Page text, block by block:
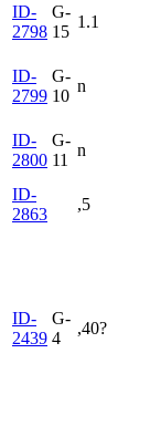
ID-
2798
G-
15
1.1
ID-
2799
G-
10
n
ID-
2800
G-
11
n
ID-
2863
,5
ID-
2439
G-
4
,40?